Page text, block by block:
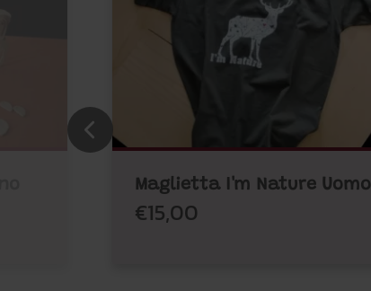
Maglietta I'm Nature Uomo
€15,00